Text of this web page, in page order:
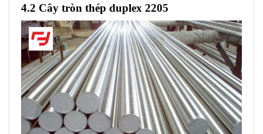
4.2 Cây tròn thép duplex 2205